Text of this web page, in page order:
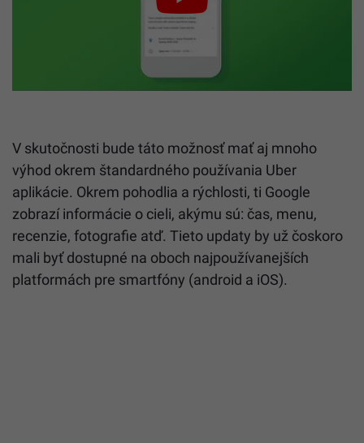
V skutočnosti bude táto možnosť mať aj mnoho
výhod okrem štandardného používania Uber
aplikácie. Okrem pohodlia a rýchlosti, ti Google
zobrazí informácie o cieli, akýmu sú: čas, menu,
recenzie, fotografie atď. Tieto updaty by už čoskoro
mali byť dostupné na oboch najpoužívanejších
platformách pre smartfóny (android a iOS).